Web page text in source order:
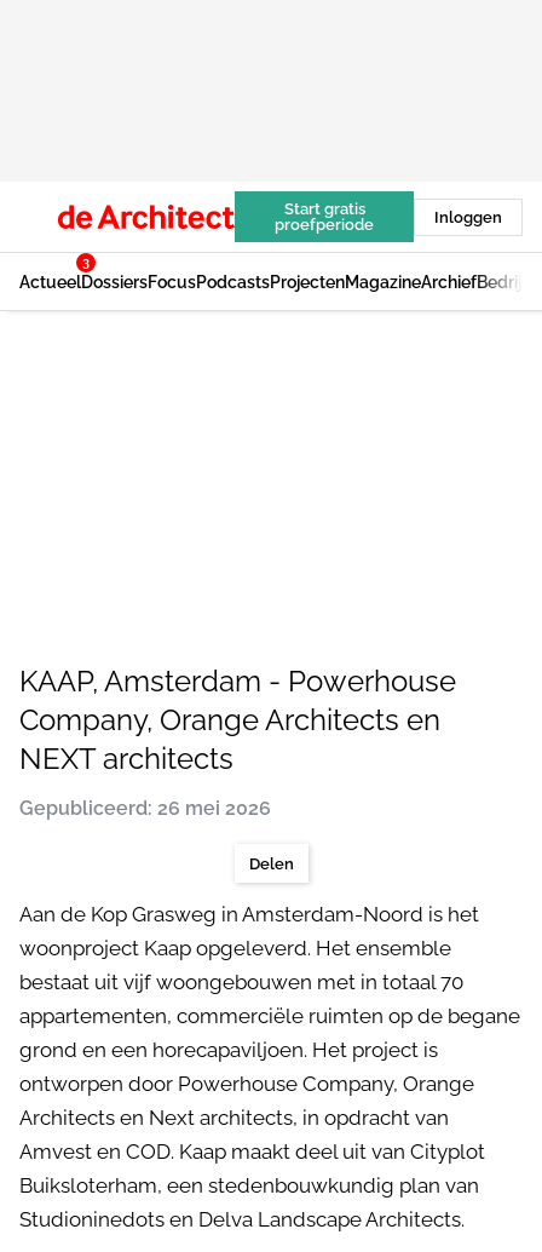
Start gratis
proefperiode
Inloggen
Actueel
3
DossiersFocusPodcastsProjectenMagazineArchief
KAAP, Amsterdam - Powerhouse
Company, Orange Architects en
NEXT architects
Gepubliceerd: 26 mei 2026
Delen
Aan de Kop Grasweg in Amsterdam-Noord is het
woonproject Kaap opgeleverd. Het ensemble
bestaat uit vijf woongebouwen met in totaal 70
appartementen, commerciële ruimten op de begane
grond en een horecapaviljoen. Het project is
ontworpen door Powerhouse Company, Orange
Architects en Next architects, in opdracht van
Amvest en COD. Kaap maakt deel uit van Cityplot
Buiksloterham, een stedenbouwkundig plan van
Studioninedots en Delva Landscape Architects.